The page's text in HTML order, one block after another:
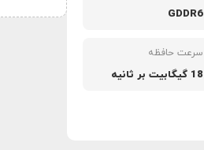
GDDR6
سرعت حافظه
18 گیگابیت بر ثانیه